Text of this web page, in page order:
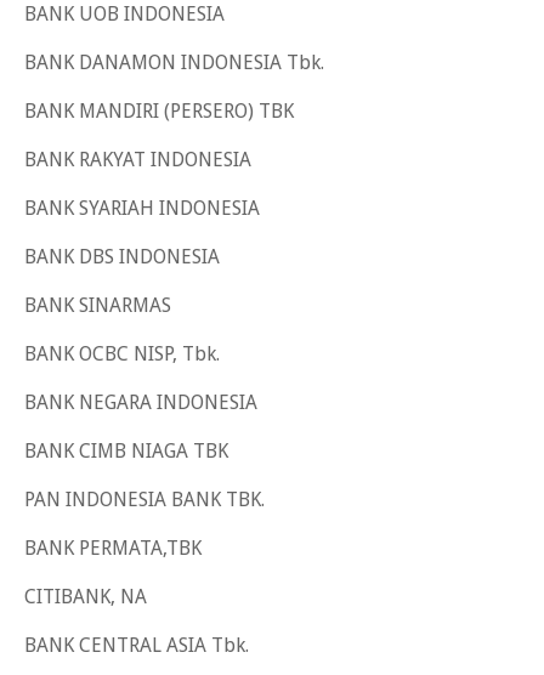
BANK UOB INDONESIA
BANK DANAMON INDONESIA Tbk.
BANK MANDIRI (PERSERO) TBK
BANK RAKYAT INDONESIA
BANK SYARIAH INDONESIA
BANK DBS INDONESIA
BANK SINARMAS
BANK OCBC NISP, Tbk.
BANK NEGARA INDONESIA
BANK CIMB NIAGA TBK
PAN INDONESIA BANK TBK.
BANK PERMATA,TBK
CITIBANK, NA
BANK CENTRAL ASIA Tbk.